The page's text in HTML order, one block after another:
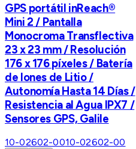
GPS portátil inReach®
Mini 2 / Pantalla
Monocroma Transflectiva
23 x 23 mm / Resolución
176 x 176 píxeles / Batería
de Iones de Litio /
Autonomía Hasta 14 Días /
Resistencia al Agua IPX7 /
Sensores GPS, Galile
10-02602-0010-02602-00